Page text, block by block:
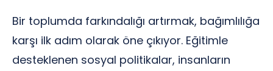
Bir toplumda farkındalığı artırmak, bağımlılığa
karşı ilk adım olarak öne çıkıyor. Eğitimle
desteklenen sosyal politikalar, insanların